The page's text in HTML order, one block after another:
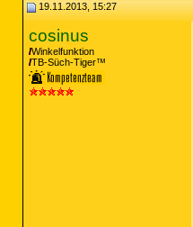
(No
19.11.2013, 15:27
cosinus
Winkelfunktion
TB-Süch-Tiger™